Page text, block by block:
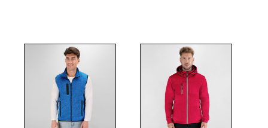
producto
tiene
múltiples
producto
tiene
múltiples